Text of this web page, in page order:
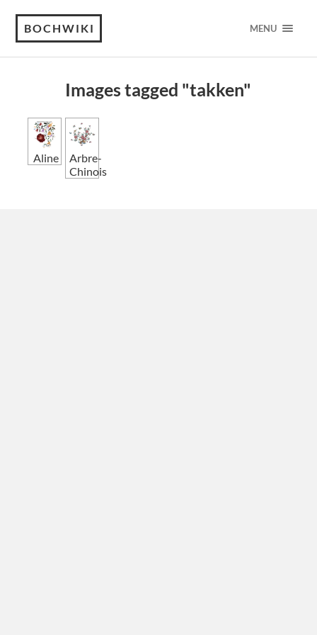
BOCHWIKI MENU
Images tagged "takken"
Aline
Arbre-
Chinois